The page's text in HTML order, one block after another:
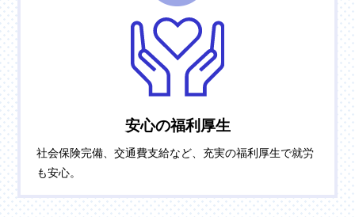
安心の福利厚生
社会保険完備、交通費支給など、充実の福利厚生で就労
も安心。